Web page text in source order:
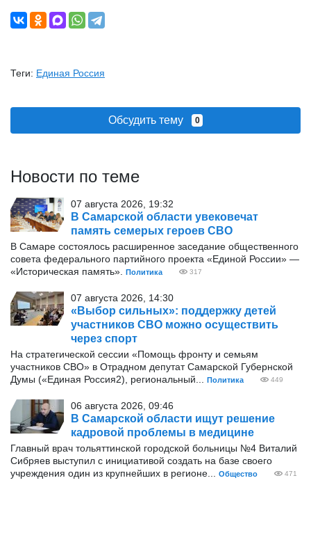
Теги: Единая Россия
Обсудить тему 0
Новости по теме
07 августа 2026, 19:32
В Самарской области увековечат
память семерых героев СВО
В Самаре состоялось расширенное заседание общественного
совета федерального партийного проекта «Единой России» —
«Историческая память».
Политика 317
07 августа 2026, 14:30
«Выбор сильных»: поддержку детей
участников СВО можно осуществить
через спорт
На стратегической сессии «Помощь фронту и семьям
участников СВО» в Отрадном депутат Самарской Губернской
Думы («Единая Россия2), региональный...
Политика 449
06 августа 2026, 09:46
В Самарской области ищут решение
кадровой проблемы в медицине
Главный врач тольяттинской городской больницы №4 Виталий
Сибряев выступил с инициативой создать на базе своего
учреждения один из крупнейших в регионе...
Общество 471